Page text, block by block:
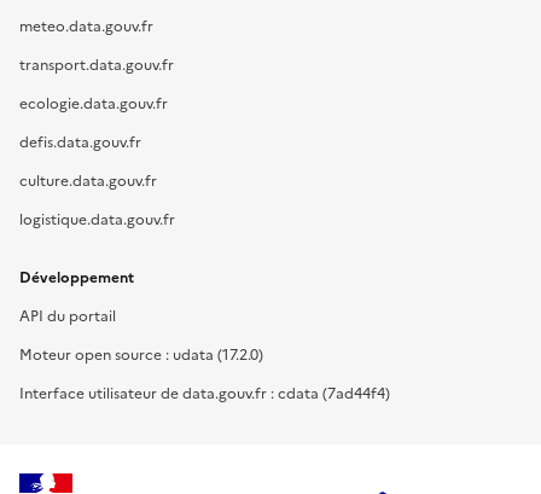
meteo.data.gouv.fr
transport.data.gouv.fr
ecologie.data.gouv.fr
defis.data.gouv.fr
culture.data.gouv.fr
logistique.data.gouv.fr
Développement
API du portail
Moteur open source : udata (17.2.0)
Interface utilisateur de data.gouv.fr : cdata (7ad44f4)